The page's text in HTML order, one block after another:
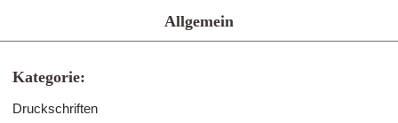
Allgemein
Kategorie:
Druckschriften